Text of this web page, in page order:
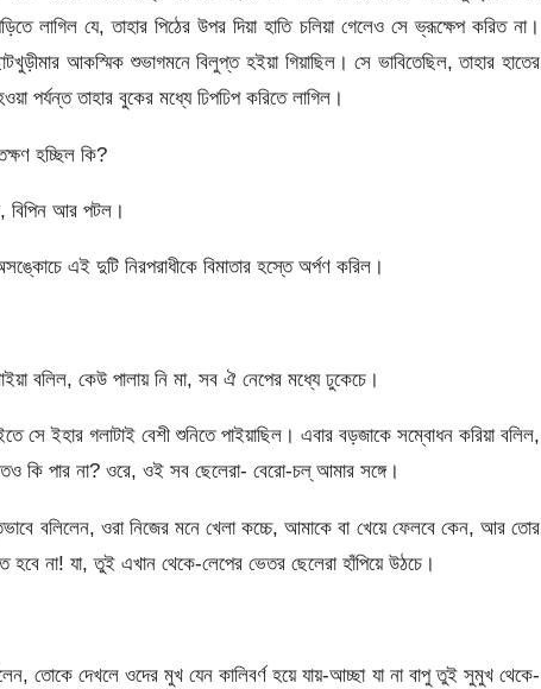
লাগিল যে, তাহার পিঠের উপর দিয়া হাতি চলিয়া গেলেও সে ভ্রূক্ষেপ করিত না।
আকস্মিক শুভাগমনে বিলুপ্ত হইয়া গিয়াছিল। সে ভাবিতেছিল, তাহার হাতের
পর্যন্ত তাহার বুকের মধ্যে ঢিপঢিপ করিতে লাগিল।
হচ্ছিল কি?
বিপিন আর পটল।
এই দুটি নিরপরাধীকে বিমাতার হস্তে অর্পণ করিল।
বলিল, কেউ পালায় নি মা, সব ঐ নেপের মধ্যে ঢুকেচে।
সে ইহার গলাটাই বেশী শুনিতে পাইয়াছিল। এবার বড়জাকে সম্বোধন করিয়া বলিল,
কি পার না? ওরে, ওই সব ছেলেরা- বেরো-চল্ আমার সঙ্গে।
বলিলেন, ওরা নিজের মনে খেলা কচ্চে, আমাকে বা খেয়ে ফেলবে কেন, আর তোর
না! যা, তুই এখান থেকে-লেপের ভেতর ছেলেরা হাঁপিয়ে উঠচে।
তোকে দেখলে ওদের মুখ যেন কালিবর্ণ হয়ে যায়-আচ্ছা যা না বাপু তুই সুমুখ থেকে-